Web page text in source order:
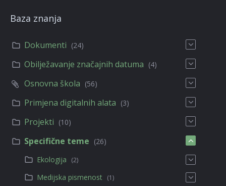
Baza znanja
Dokumenti (24)
Obilježavanje značajnih datuma (4)
Osnovna škola (56)
Primjena digitalnih alata (3)
Projekti (10)
Specifične teme (26)
Ekologija
(2)
Medijska pismenost (1)